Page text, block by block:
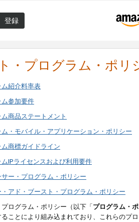
登録
・プログラム・ポリ
紹介料率表
参加要件
商品ステートメント
・モバイル・アプリケーション・ポリシー
商標ガイドライン
IPライセンスおよび利用要件
ー・プログラム・ポリシー
アド・ブースト・プログラム・ポリシー
ログラム・ポリシー（以下「プログラム・
ことにより組み込まれており、これらのプ